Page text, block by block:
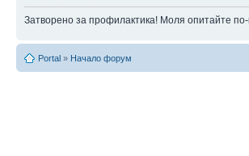
Затворено за профилактика! Моля опитайте
Portal » Начало форум